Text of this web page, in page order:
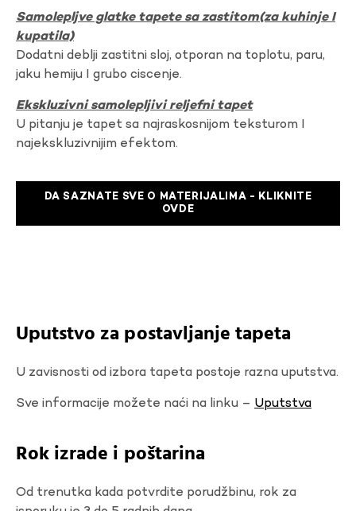
Samolepljve glatke tapete sa zastitom(za kuhinje I
kupatila)
Dodatni deblji zastitni sloj, otporan na toplotu, paru,
jaku hemiju I grubo ciscenje.
Ekskluzivni samolepljivi reljefni tapet
U pitanju je tapet sa najraskosnijom teksturom I
najekskluzivnijim efektom.
DA SAZNATE SVE O MATERIJALIMA - KLIKNITE
OVDE
Uputstvo za postavljanje tapeta
U zavisnosti od izbora tapeta postoje razna uputstva.
Sve informacije možete naći na linku – Uputstva
Rok izrade i poštarina
Od trenutka kada potvrdite porudžbinu, rok za